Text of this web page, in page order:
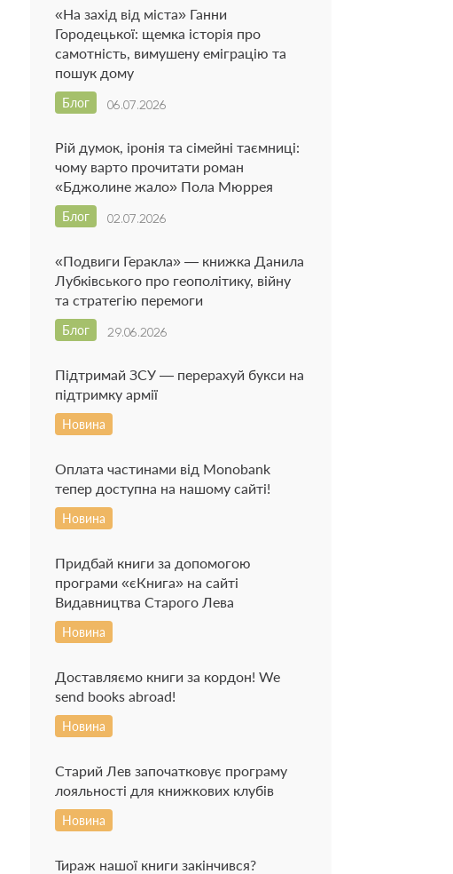
«На захід від міста» Ганни
Городецької: щемка історія про
самотність, вимушену еміграцію та
пошук дому
06.07.2026
Блог
Рій думок, іронія та сімейні таємниці:
чому варто прочитати роман
«Бджолине жало» Пола Мюррея
02.07.2026
Блог
«Подвиги Геракла» — книжка Данила
Лубківського про геополітику, війну
та стратегію перемоги
29.06.2026
Блог
Підтримай ЗСУ — перерахуй букси на
підтримку армії
Новина
Оплата частинами від Monobank
тепер доступна на нашому сайті!
Новина
Придбай книги за допомогою
програми «єКнига» на сайті
Видавництва Старого Лева
Новина
Доставляємо книги за кордон! We
send books abroad!
Новина
Старий Лев започатковує програму
лояльності для книжкових клубів
Новина
Тираж нашої книги закінчився?